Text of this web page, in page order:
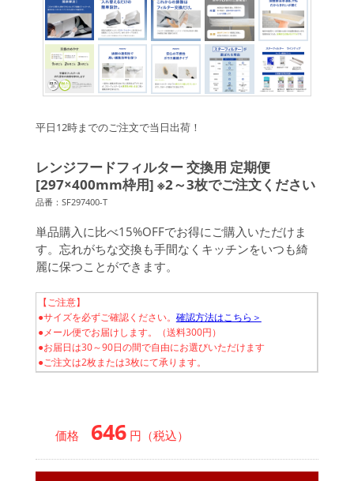
平日12時までのご注文で当日出荷！
レンジフードフィルター 交換用 定期便
[297×400mm枠用] ※2～3枚でご注文ください
品番：SF297400-T
単品購入に比べ15%OFFでお得にご購入いただけま
す。忘れがちな交換も手間なくキッチンをいつも綺
麗に保つことができます。
【ご注意】
●サイズを必ずご確認ください。 確認方法はこちら＞
●メール便でお届けします。（送料300円）
●お届日は30～90日の間で自由にお選びいただけます
●ご注文は2枚または3枚にて承ります。
価格 646円（税込）